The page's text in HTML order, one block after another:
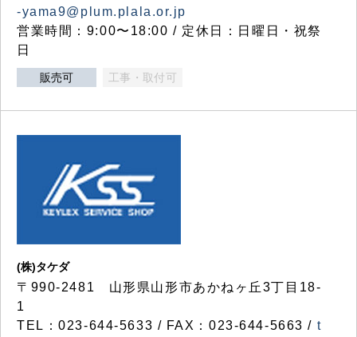
-yama9@plum.plala.or.jp
営業時間：9:00〜18:00 / 定休日：日曜日・祝祭
日
販売可 工事・取付可
(株)タケダ
〒990-2481 山形県山形市あかねヶ丘3丁目18-
1
TEL：023-644-5633 / FAX：023-644-5663 / t